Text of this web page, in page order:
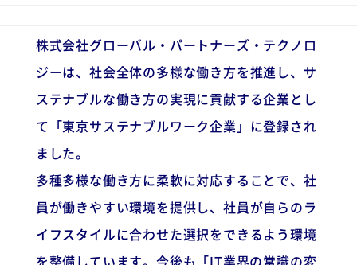
株式会社グローバル・パートナーズ・テクノロ
ジーは、社会全体の多様な働き方を推進し、サ
ステナブルな働き方の実現に貢献する企業とし
て「東京サステナブルワーク企業」に登録され
ました。
多種多様な働き方に柔軟に対応することで、社
員が働きやすい環境を提供し、社員が自らのラ
イフスタイルに合わせた選択をできるよう環境
を整備しています。今後も「IT業界の常識の変